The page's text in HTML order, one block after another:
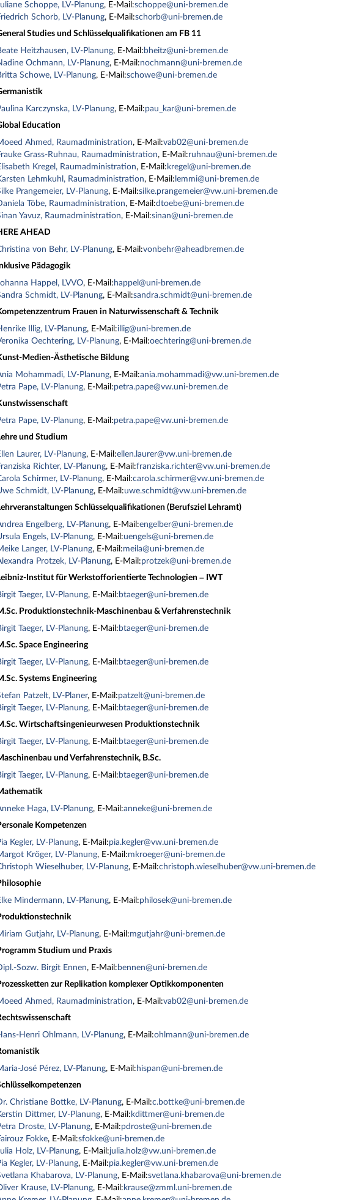
Schoppe, LV-Planung, E-Mail:schoppe@uni-bremen.de
Schorb, LV-Planung, E-Mail:schorb@uni-bremen.de
Studies und Schlüsselqualifikationen am FB 11
Heitzhausen, LV-Planung, E-Mail: bheitz@uni-bremen.de
Ochmann, LV-Planung, E-Mail:nochmann@uni-bremen.de
Schowe, LV-Planung, E-Mail:schowe@uni-bremen.de
Karczynska, LV-Planung, E-Mail:pau_kar@uni-bremen.de
Education
Ahmed, Raumadministration, E-Mail:vab02@uni-bremen.de
Grass-Ruhnau, Raumadministration, E-Mail:ruhnau@uni-bremen.de
Kregel, Raumadministration, E-Mail: kregel@uni-bremen.de
Lehmkuhl, Raumadministration, E-Mail: lemmi@uni-bremen.de
Prangemeier, LV-Planung, E-Mail:silke.prangemeier@vw.uni-bremen.de
Töbe, Raumadministration, E-Mail:dtoebe@uni-bremen.de
Yavuz, Raumadministration, E-Mail:sinan@uni-bremen.de
AHEAD
von Behr, LV-Planung, E-Mail:vonbehr@aheadbremen.de
Pädagogik
Happel, LVVO, E-Mail: happel@uni-bremen.de
Schmidt, LV-Planung, E-Mail:sandra.schmidt@uni-bremen.de
Frauen in Naturwissenschaft & Technik
Illig, LV-Planung, E-Mail:illig@uni-bremen.de
Oechtering, LV-Planung, E-Mail:oechtering@uni-bremen.de
Medien-Ästhetische Bildung
Mohammadi, LV-Planung, E-Mail:ania.mohammadi@vw.uni-bremen.de
Pape, LV-Planung, E-Mail:petra.pape@vw.uni-bremen.de
Pape, LV-Planung, E-Mail:petra.pape@vw.uni-bremen.de
und Studium
Laurer, LV-Planung, E-Mail:ellen.laurer@vw.uni-bremen.de
Richter, LV-Planung, E-Mail:franziska.richter@vw.uni-bremen.de
Schirmer, LV-Planung, E-Mail:carola.schirmer@vw.uni-bremen.de
Schmidt, LV-Planung, E-Mail:uwe.schmidt@vw.uni-bremen.de
Schlüsselqualifikationen (Berufsziel Lehramt)
Engelberg, LV-Planung, E-Mail:engelber@uni-bremen.de
Engels, LV-Planung, E-Mail:uengels@uni-bremen.de
Langer, LV-Planung, E-Mail:meila@uni-bremen.de
Protzek, LV-Planung, E-Mail:protzek@uni-bremen.de
Institut für Werkstofforientierte Technologien – IWT
Taeger, LV-Planung, E-Mail: btaeger@uni-bremen.de
Produktionstechnik-Maschinenbau & Verfahrenstechnik
Taeger, LV-Planung, E-Mail: btaeger@uni-bremen.de
Space Engineering
Taeger, LV-Planung, E-Mail: btaeger@uni-bremen.de
Systems Engineering
Patzelt, LV-Planer, E-Mail:patzelt@uni-bremen.de
Taeger, LV-Planung, E-Mail: btaeger@uni-bremen.de
Wirtschaftsingenieurwesen Produktionstechnik
Taeger, LV-Planung, E-Mail: btaeger@uni-bremen.de
und Verfahrenstechnik, B.Sc.
Taeger, LV-Planung, E-Mail: btaeger@uni-bremen.de
Haga, LV-Planung, E-Mail:anneke@uni-bremen.de
Kompetenzen
Kegler, LV-Planung, E-Mail:pia.kegler@vw.uni-bremen.de
Kröger, LV-Planung, E-Mail:mkroeger@uni-bremen.de
Wieselhuber, LV-Planung, E-Mail:christoph.wieselhuber@vw.uni-bremen.de
Mindermann, LV-Planung, E-Mail:philosek@uni-bremen.de
Gutjahr, LV-Planung, E-Mail:mgutjahr@uni-bremen.de
Studium und Praxis
Sozw. Birgit Ennen, E-Mail: bennen@uni-bremen.de
zur Replikation komplexer Optikkomponenten
Ahmed, Raumadministration, E-Mail:vab02@uni-bremen.de
Henri Ohlmann, LV-Planung, E-Mail:ohlmann@uni-bremen.de
José Pérez, LV-Planung, E-Mail: hispan@uni-bremen.de
Christiane Bottke, LV-Planung, E-Mail:c.bottke@uni-bremen.de
Dittmer, LV-Planung, E-Mail: kdittmer@uni-bremen.de
Droste, LV-Planung, E-Mail:pdroste@uni-bremen.de
Fokke, E-Mail:sfokke@uni-bremen.de
Holz, LV-Planung, E-Mail:julia.holz@vw.uni-bremen.de
Kegler, LV-Planung, E-Mail:pia.kegler@vw.uni-bremen.de
Khabarova, LV-Planung, E-Mail:svetlana.khabarova@uni-bremen.de
Krause, LV-Planung, E-Mail: krause@zmml.uni-bremen.de